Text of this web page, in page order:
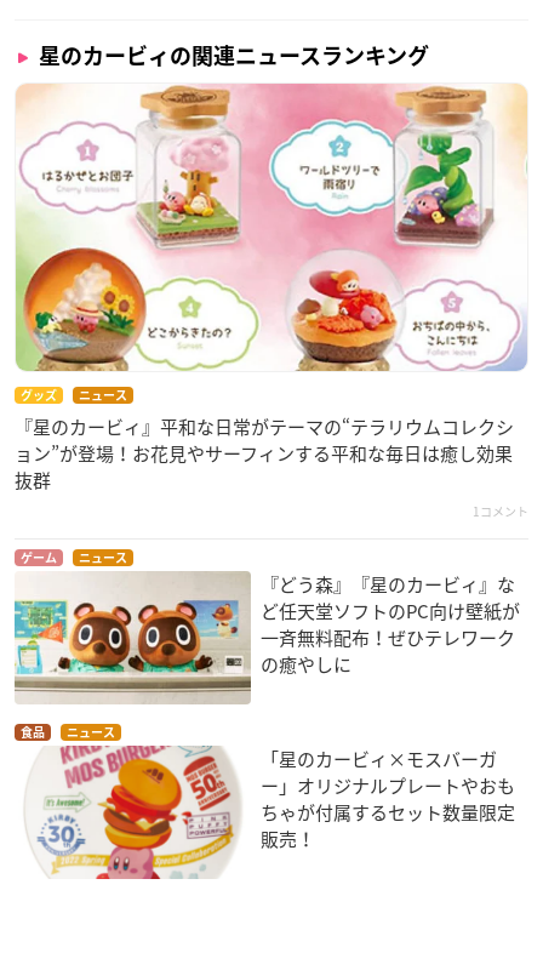
星のカービィの関連ニュースランキング
グッズ ニュース
『星のカービィ』平和な日常がテーマの“テラリウムコレクシ
ョン”が登場！お花見やサーフィンする平和な毎日は癒し効果
抜群
1コメント
ゲーム ニュース
『どう森』『星のカービィ』な
ど任天堂ソフトのPC向け壁紙が
一斉無料配布！ぜひテレワーク
の癒やしに
食品 ニュース
「星のカービィ×モスバーガ
ー」オリジナルプレートやおも
ちゃが付属するセット数量限定
販売！